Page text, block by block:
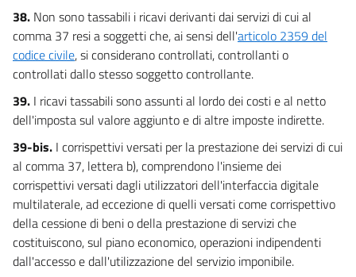
38. Non sono tassabili i ricavi derivanti dai servizi di cui al
comma 37 resi a soggetti che, ai sensi dell'articolo 2359 del
codice civile, si considerano controllati, controllanti o
controllati dallo stesso soggetto controllante.
39. I ricavi tassabili sono assunti al lordo dei costi e al netto
dell'imposta sul valore aggiunto e di altre imposte indirette.
39-bis. I corrispettivi versati per la prestazione dei servizi di cui
al comma 37, lettera b), comprendono l'insieme dei
corrispettivi versati dagli utilizzatori dell'interfaccia digitale
multilaterale, ad eccezione di quelli versati come corrispettivo
della cessione di beni o della prestazione di servizi che
costituiscono, sul piano economico, operazioni indipendenti
dall'accesso e dall'utilizzazione del servizio imponibile.